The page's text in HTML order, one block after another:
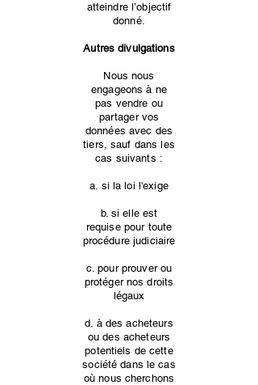
atteindre l’objectif
donné.
Autres divulgations
Nous nous
engageons à ne
pas vendre ou
partager vos
données avec des
tiers, sauf dans les
cas suivants :
a. si la loi l'exige
b. si elle est
requise pour toute
procédure judiciaire
c. pour prouver ou
protéger nos droits
légaux
d. à des acheteurs
ou des acheteurs
potentiels de cette
société dans le cas
où nous cherchons